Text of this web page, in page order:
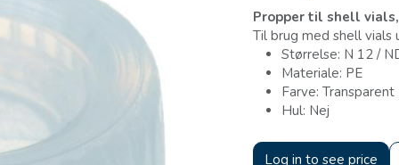
Propper til shell vials,
Til brug med shell vials
Størrelse: N 12 /
Materiale: PE
Farve: Transparent
Hul: Nej
Log in to see price